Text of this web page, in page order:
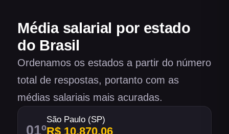
Média salarial por estado
do Brasil
Ordenamos os estados a partir do número
total de respostas, portanto com as
médias salariais mais acuradas.
01º
São Paulo (SP)
R$ 10.870,06